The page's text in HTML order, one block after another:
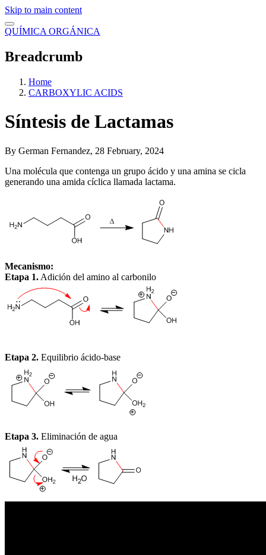
Skip to main content
QUÍMICA ORGÁNICA
Breadcrumb
Home
CARBOXYLIC ACIDS
Síntesis de Lactamas
By German Fernandez, 28 February, 2024
Una molécula que contenga un grupo ácido y una amina se cicla
generando una amida cíclica llamada lactama.
Mecanismo:
Etapa 1. Adición del amino al carbonilo
Etapa 2. Equilibrio ácido-base
Etapa 3. Eliminación de agua